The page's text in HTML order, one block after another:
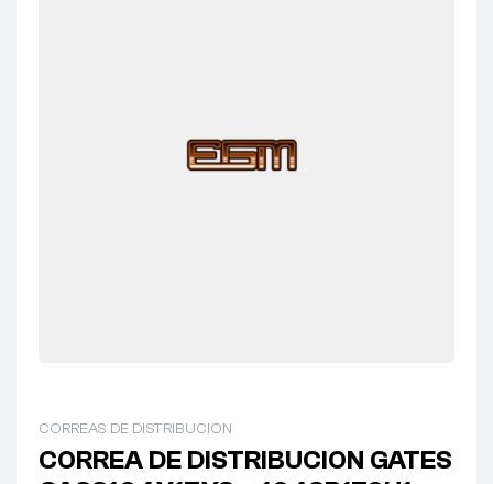
CORREAS DE DISTRIBUCION
CORREA DE DISTRIBUCION GATES